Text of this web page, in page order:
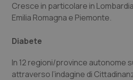
Cresce in particolare in
Emilia Romagna e Piemonte.
Diabete
In 12 regioni/province autonome
attraverso l’indagine di
_ga_KM60CM4NPH